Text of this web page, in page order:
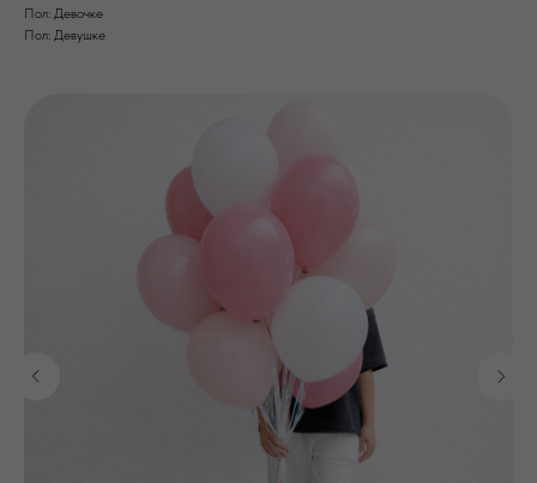
Пол: Девочке
Пол: Девушке